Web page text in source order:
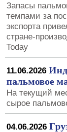
Запасы
темпами за
экспорта
стране-
Today
11.06.2026
пальмовое
На текущий
сырое
04.06.2026